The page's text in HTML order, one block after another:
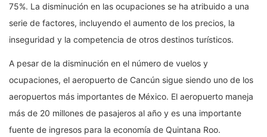
75%. La disminución en las ocupaciones se ha atribuido a una
serie de factores, incluyendo el aumento de los precios, la
inseguridad y la competencia de otros destinos turísticos.
A pesar de la disminución en el número de vuelos y
ocupaciones, el aeropuerto de Cancún sigue siendo uno de los
aeropuertos más importantes de México. El aeropuerto maneja
más de 20 millones de pasajeros al año y es una importante
fuente de ingresos para la economía de Quintana Roo.